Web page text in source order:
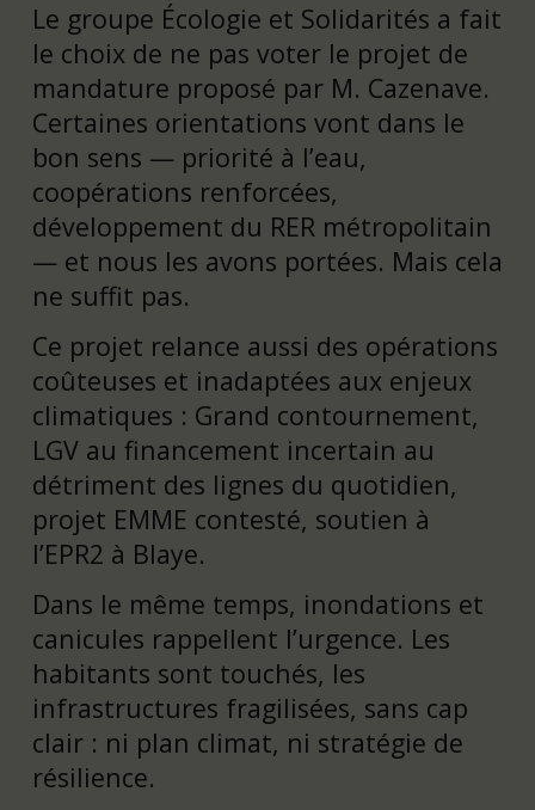
Le groupe Écologie et Solidarités a fait
le choix de ne pas voter le projet de
mandature proposé par M. Cazenave.
Certaines orientations vont dans le
bon sens — priorité à l’eau,
coopérations renforcées,
développement du RER métropolitain
— et nous les avons portées. Mais cela
ne suffit pas.
Ce projet relance aussi des opérations
coûteuses et inadaptées aux enjeux
climatiques : Grand contournement,
LGV au financement incertain au
détriment des lignes du quotidien,
projet EMME contesté, soutien à
l’EPR2 à Blaye.
Dans le même temps, inondations et
canicules rappellent l’urgence. Les
habitants sont touchés, les
infrastructures fragilisées, sans cap
clair : ni plan climat, ni stratégie de
résilience.